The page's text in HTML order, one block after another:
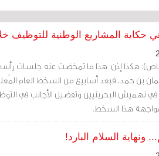
المشاريع الوطنية للتوظيف خلال 18
هكذا إذن. هذا ما تمخضت عنه جلسات
بن حمد، فبعد أسابيع من السخط العام
تهميش البحرينيين وتفضيل الأجانب في
هذا السخط.
السلام البارد!